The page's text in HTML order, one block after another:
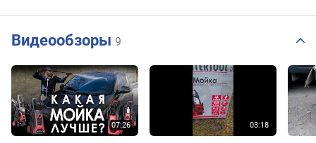
Видеообзоры 9